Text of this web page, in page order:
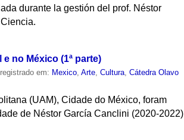
durante la gestión del prof. Néstor
no México (1ª parte)
em: Mexico ,Arte ,Cultura ,Cátedra Olavo
(UAM), Cidade do México, foram
de Néstor García Canclini (2020-2022)